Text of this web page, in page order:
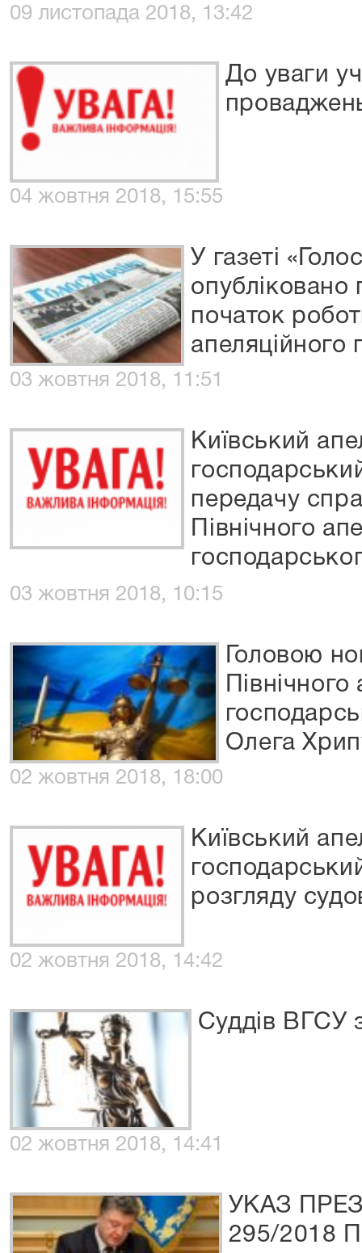
09 листопада 2018, 13:42
До уваги
04 жовтня 2018, 15:55
У газеті
опубліковано
початок
апеляційного
03 жовтня 2018, 11:51
Київський
передачу
Північного
03 жовтня 2018, 10:15
Головою
Олега
02 жовтня 2018, 18:00
Київський
розгляду
02 жовтня 2018, 14:42
Суддів ВГСУ
02 жовтня 2018, 14:41
УКАЗ
295/2018